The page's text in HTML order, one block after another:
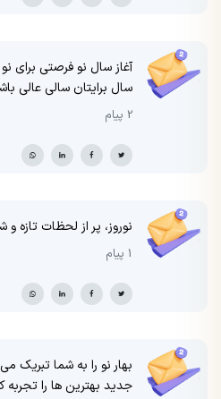
آغاز سال نو فرصتی برای
سال برایتان سالی عالی
2 پیام
نوروز، پر از لحظات تازه
1 پیام
بهار نو را به شما تبریک
جدید بهترین ها را تجربه